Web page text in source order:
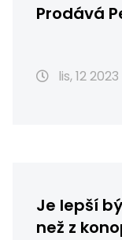
Prodává
lis, 12 2023
Je lepší
než z